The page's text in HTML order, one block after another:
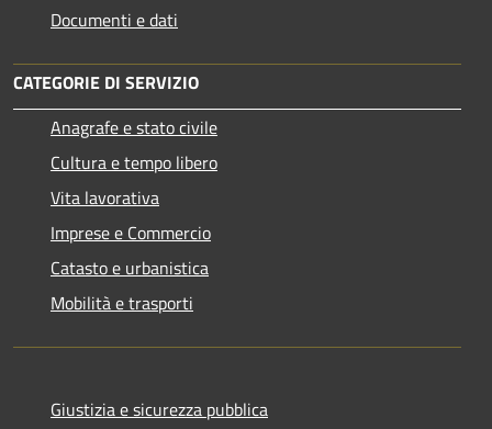
Documenti e dati
CATEGORIE DI SERVIZIO
Anagrafe e stato civile
Cultura e tempo libero
Vita lavorativa
Imprese e Commercio
Catasto e urbanistica
Mobilità e trasporti
Giustizia e sicurezza pubblica